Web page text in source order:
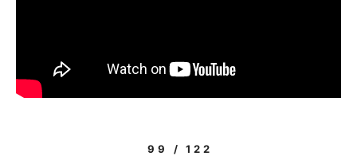
99 / 122